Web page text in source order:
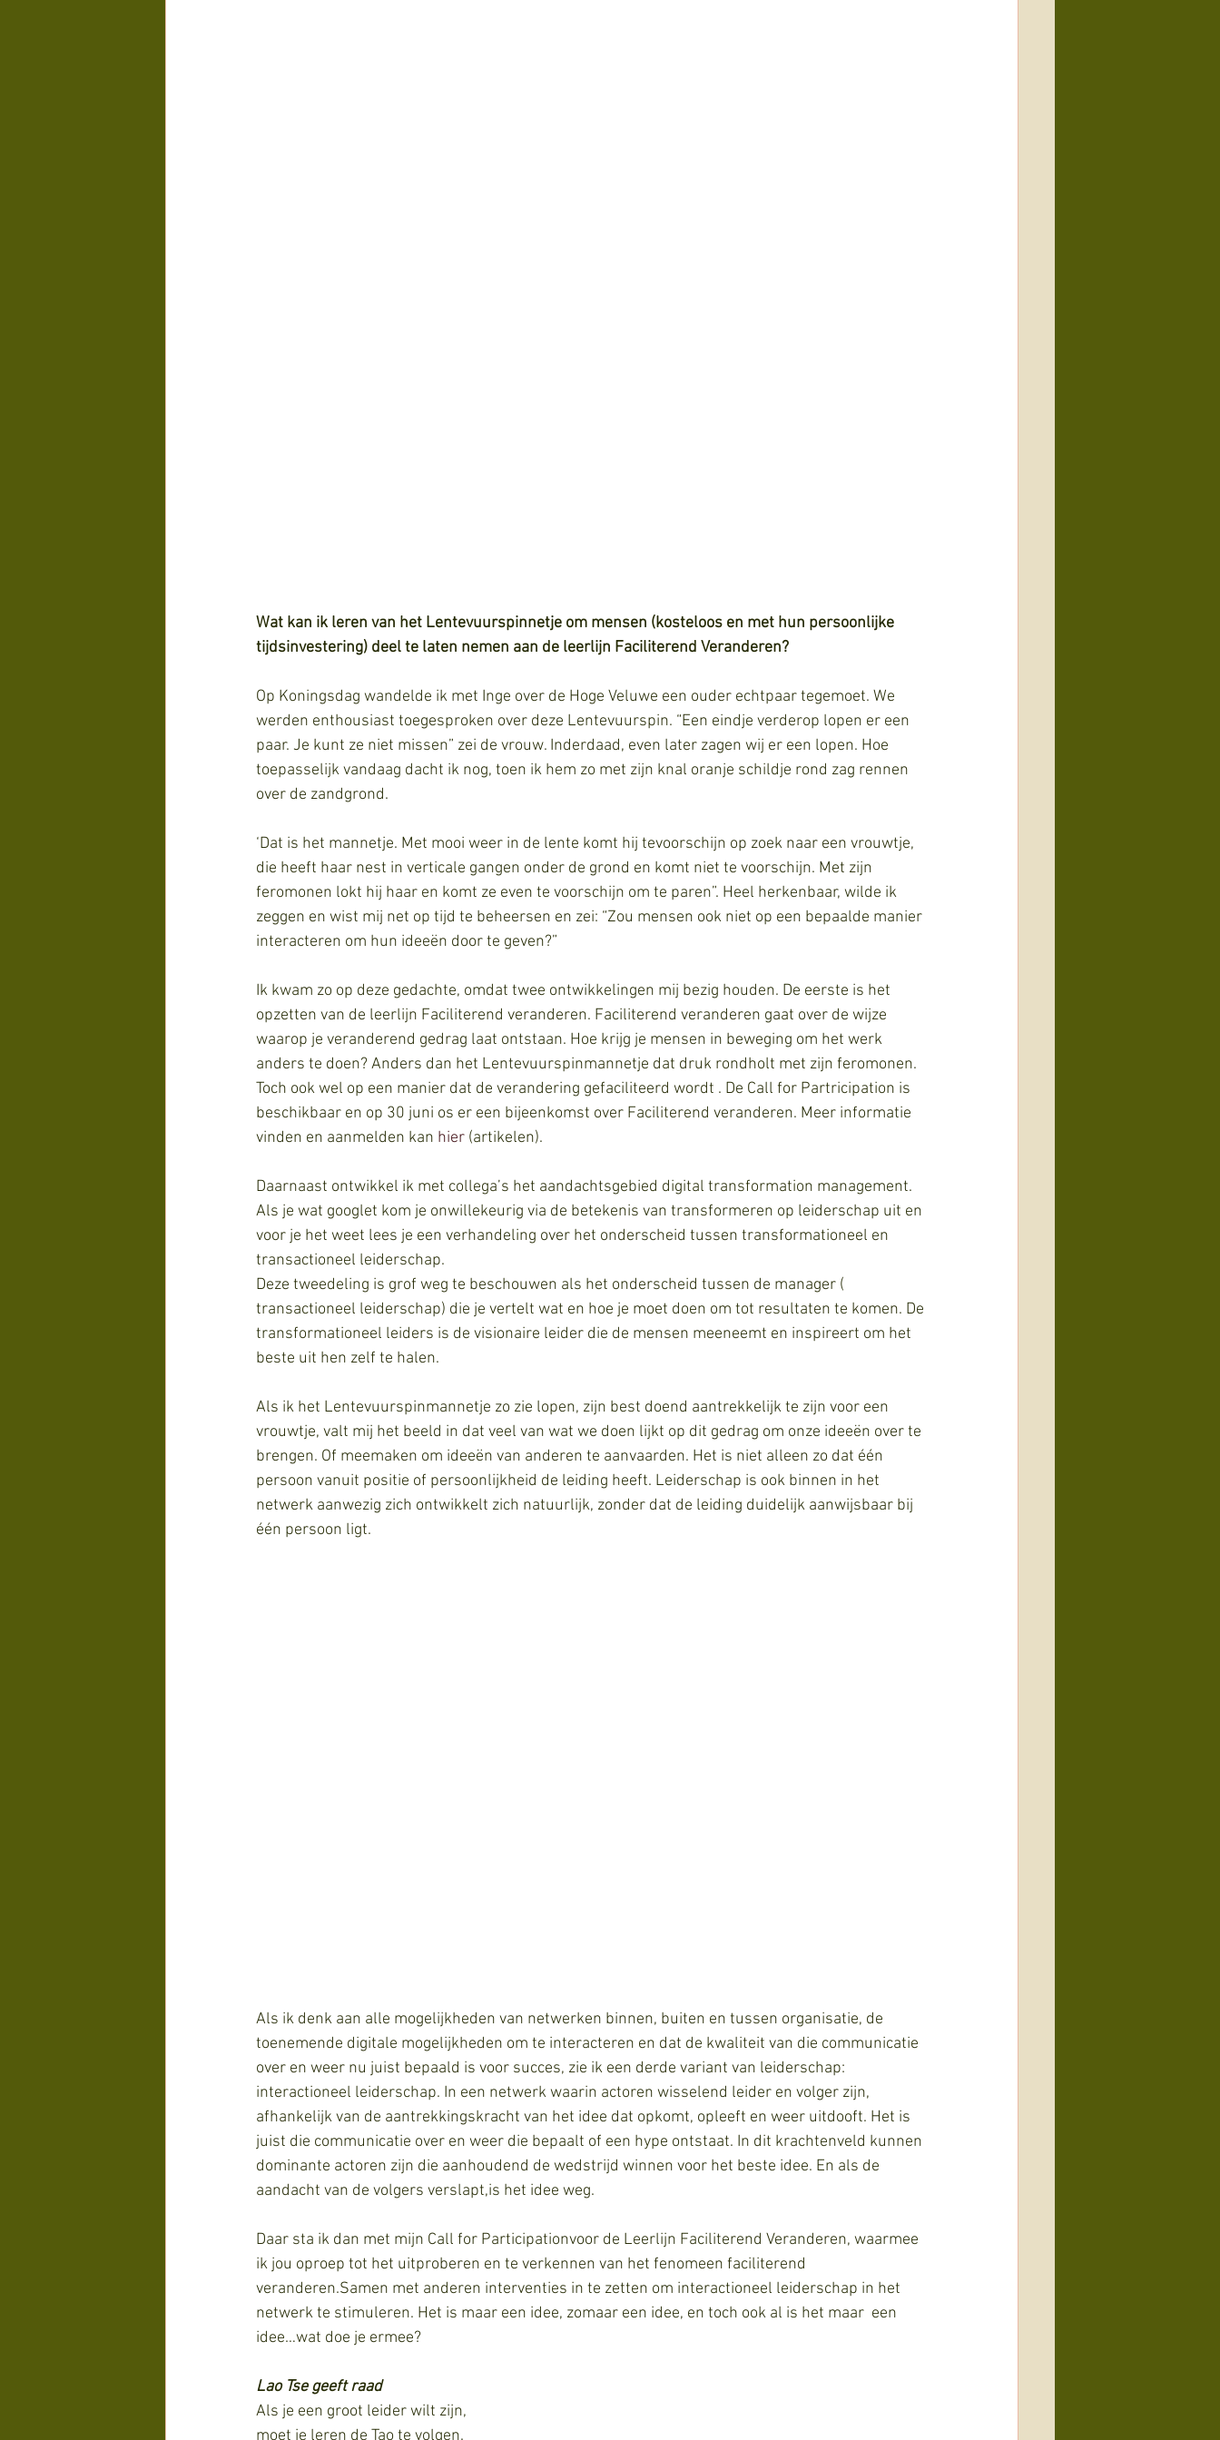
Wat kan ik leren van het Lentevuurspinnetje om mensen (kosteloos en met hun persoonlijke
tijdsinvestering) deel te laten nemen aan de leerlijn Faciliterend Veranderen?
Op Koningsdag wandelde ik met Inge over de Hoge Veluwe een ouder echtpaar tegemoet. We
werden enthousiast toegesproken over deze Lentevuurspin. “Een eindje verderop lopen er een
paar. Je kunt ze niet missen” zei de vrouw. Inderdaad, even later zagen wij er een lopen. Hoe
toepasselijk vandaag dacht ik nog, toen ik hem zo met zijn knal oranje schildje rond zag rennen
over de zandgrond.
‘Dat is het mannetje. Met mooi weer in de lente komt hij tevoorschijn op zoek naar een vrouwtje,
die heeft haar nest in verticale gangen onder de grond en komt niet te voorschijn. Met zijn
feromonen lokt hij haar en komt ze even te voorschijn om te paren”. Heel herkenbaar, wilde ik
zeggen en wist mij net op tijd te beheersen en zei: “Zou mensen ook niet op een bepaalde manier
interacteren om hun ideeën door te geven?”
Ik kwam zo op deze gedachte, omdat twee ontwikkelingen mij bezig houden. De eerste is het
opzetten van de leerlijn Faciliterend veranderen. Faciliterend veranderen gaat over de wijze
waarop je veranderend gedrag laat ontstaan. Hoe krijg je mensen in beweging om het werk
anders te doen? Anders dan het Lentevuurspinmannetje dat druk rondholt met zijn feromonen.
Toch ook wel op een manier dat de verandering gefaciliteerd wordt . De Call for Partricipation is
beschikbaar en op 30 juni os er een bijeenkomst over Faciliterend veranderen. Meer informatie
vinden en aanmelden kan hier (artikelen).
Daarnaast ontwikkel ik met collega’s het aandachtsgebied digital transformation management.
Als je wat googlet kom je onwillekeurig via de betekenis van transformeren op leiderschap uit en
voor je het weet lees je een verhandeling over het onderscheid tussen transformationeel en
transactioneel leiderschap.
Deze tweedeling is grof weg te beschouwen als het onderscheid tussen de manager (
transactioneel leiderschap) die je vertelt wat en hoe je moet doen om tot resultaten te komen. De
transformationeel leiders is de visionaire leider die de mensen meeneemt en inspireert om het
beste uit hen zelf te halen.
Als ik het Lentevuurspinmannetje zo zie lopen, zijn best doend aantrekkelijk te zijn voor een
vrouwtje, valt mij het beeld in dat veel van wat we doen lijkt op dit gedrag om onze ideeën over te
brengen. Of meemaken om ideeën van anderen te aanvaarden. Het is niet alleen zo dat één
persoon vanuit positie of persoonlijkheid de leiding heeft. Leiderschap is ook binnen in het
netwerk aanwezig zich ontwikkelt zich natuurlijk, zonder dat de leiding duidelijk aanwijsbaar bij
één persoon ligt.
Als ik denk aan alle mogelijkheden van netwerken binnen, buiten en tussen organisatie, de
toenemende digitale mogelijkheden om te interacteren en dat de kwaliteit van die communicatie
over en weer nu juist bepaald is voor succes, zie ik een derde variant van leiderschap:
interactioneel leiderschap. In een netwerk waarin actoren wisselend leider en volger zijn,
afhankelijk van de aantrekkingskracht van het idee dat opkomt, opleeft en weer uitdooft. Het is
juist die communicatie over en weer die bepaalt of een hype ontstaat. In dit krachtenveld kunnen
dominante actoren zijn die aanhoudend de wedstrijd winnen voor het beste idee. En als de
aandacht van de volgers verslapt,is het idee weg.
Daar sta ik dan met mijn Call for Participationvoor de Leerlijn Faciliterend Veranderen, waarmee
ik jou oproep tot het uitproberen en te verkennen van het fenomeen faciliterend
veranderen.Samen met anderen interventies in te zetten om interactioneel leiderschap in het
netwerk te stimuleren. Het is maar een idee, zomaar een idee, en toch ook al is het maar  een
idee…wat doe je ermee?
Lao Tse geeft raad
Als je een groot leider wilt zijn,
moet je leren de Tao te volgen.